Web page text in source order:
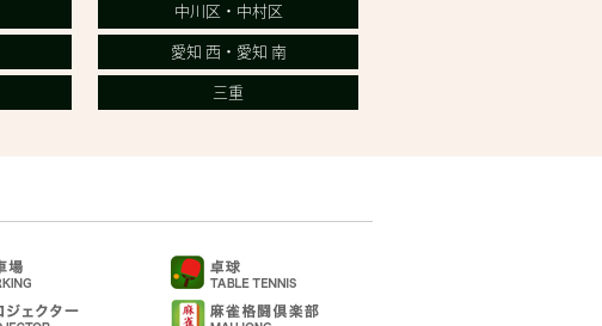
中川区・中村区
愛知 西・愛知 南
三重